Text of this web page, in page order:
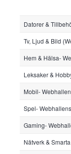
Datorer &
Tv, Ljud & Bild
Hem & Hälsa-
Leksaker &
Mobil-
Spel-
Gaming-
Nätverk &